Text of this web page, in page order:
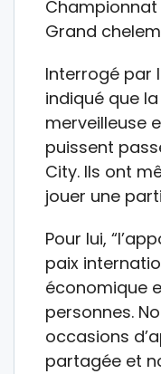
Championnat
Grand
Interrogé par
indiqué que
merveilleuse
puissent
City. Ils ont
jouer une
Pour lui,
paix
économique
personnes.
occasions
partagée et